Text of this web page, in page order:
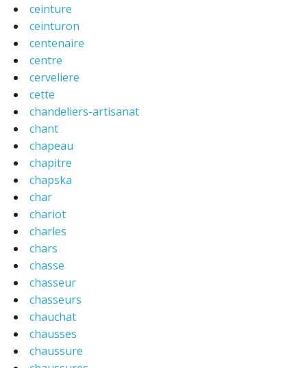
ceinture
ceinturon
centenaire
centre
cerveliere
cette
chandeliers-artisanat
chant
chapeau
chapitre
chapska
char
chariot
charles
chars
chasse
chasseur
chasseurs
chauchat
chausses
chaussure